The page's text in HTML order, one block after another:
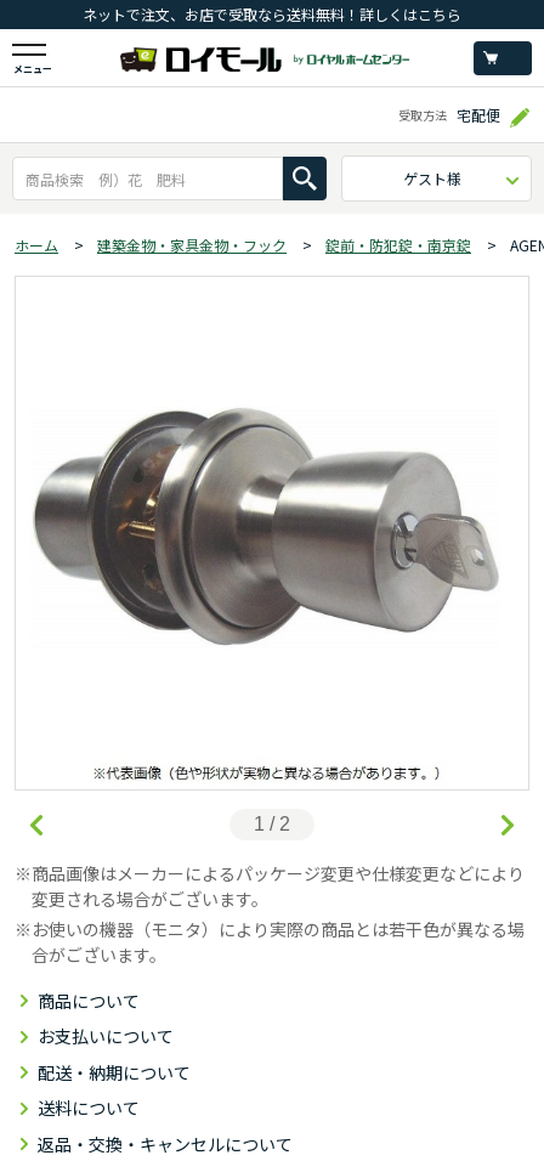
ネットで注文、お店で受取なら送料無料！詳しくはこちら
メニュー
受取方法 宅配便
ゲスト様
ホーム > 建築金物・家具金物・フック > 錠前・防犯錠・南京錠 >
1 / 2
商品画像はメーカーによるパッケージ変更や仕様変更などにより
変更される場合がございます。
お使いの機器（モニタ）により実際の商品とは若干色が異なる場
合がございます。
商品について
お支払いについて
配送・納期について
送料について
返品・交換・キャンセルについて